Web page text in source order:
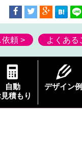
頼 > よくある
自動
積もり
デザイン例